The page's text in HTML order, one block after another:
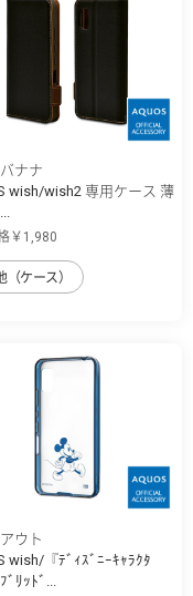
ナナ
wish/wish2 専用ケース 薄
￥1,980
（ケース）
ウト
wish/『ﾃﾞｨｽﾞﾆｰｷｬﾗｸﾀ
ﾘｯﾄﾞ...